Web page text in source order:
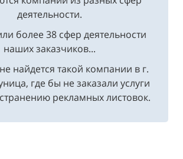
деятельности.
более 38 сфер деятельности
наших заказчиков...
найдется такой компании в г.
где бы не заказали услуги
рекламных листовок.